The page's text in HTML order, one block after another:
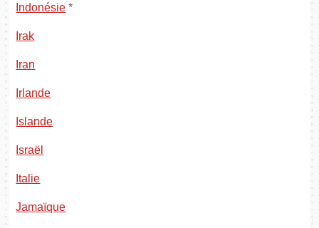
Indonésie *
Irak
Iran
Irlande
Islande
Israël
Italie
Jamaïque